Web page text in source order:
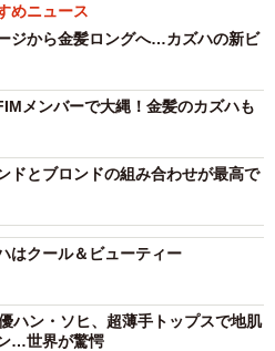
めニュース
ジから金髪ロングへ…カズハの新ビ
メンバーで大縄！金髪のカズハも
ドとブロンドの組み合わせが最高で
はクール＆ビューティー
ハン・ソヒ、超薄手トップスで地肌
…世界が驚愕